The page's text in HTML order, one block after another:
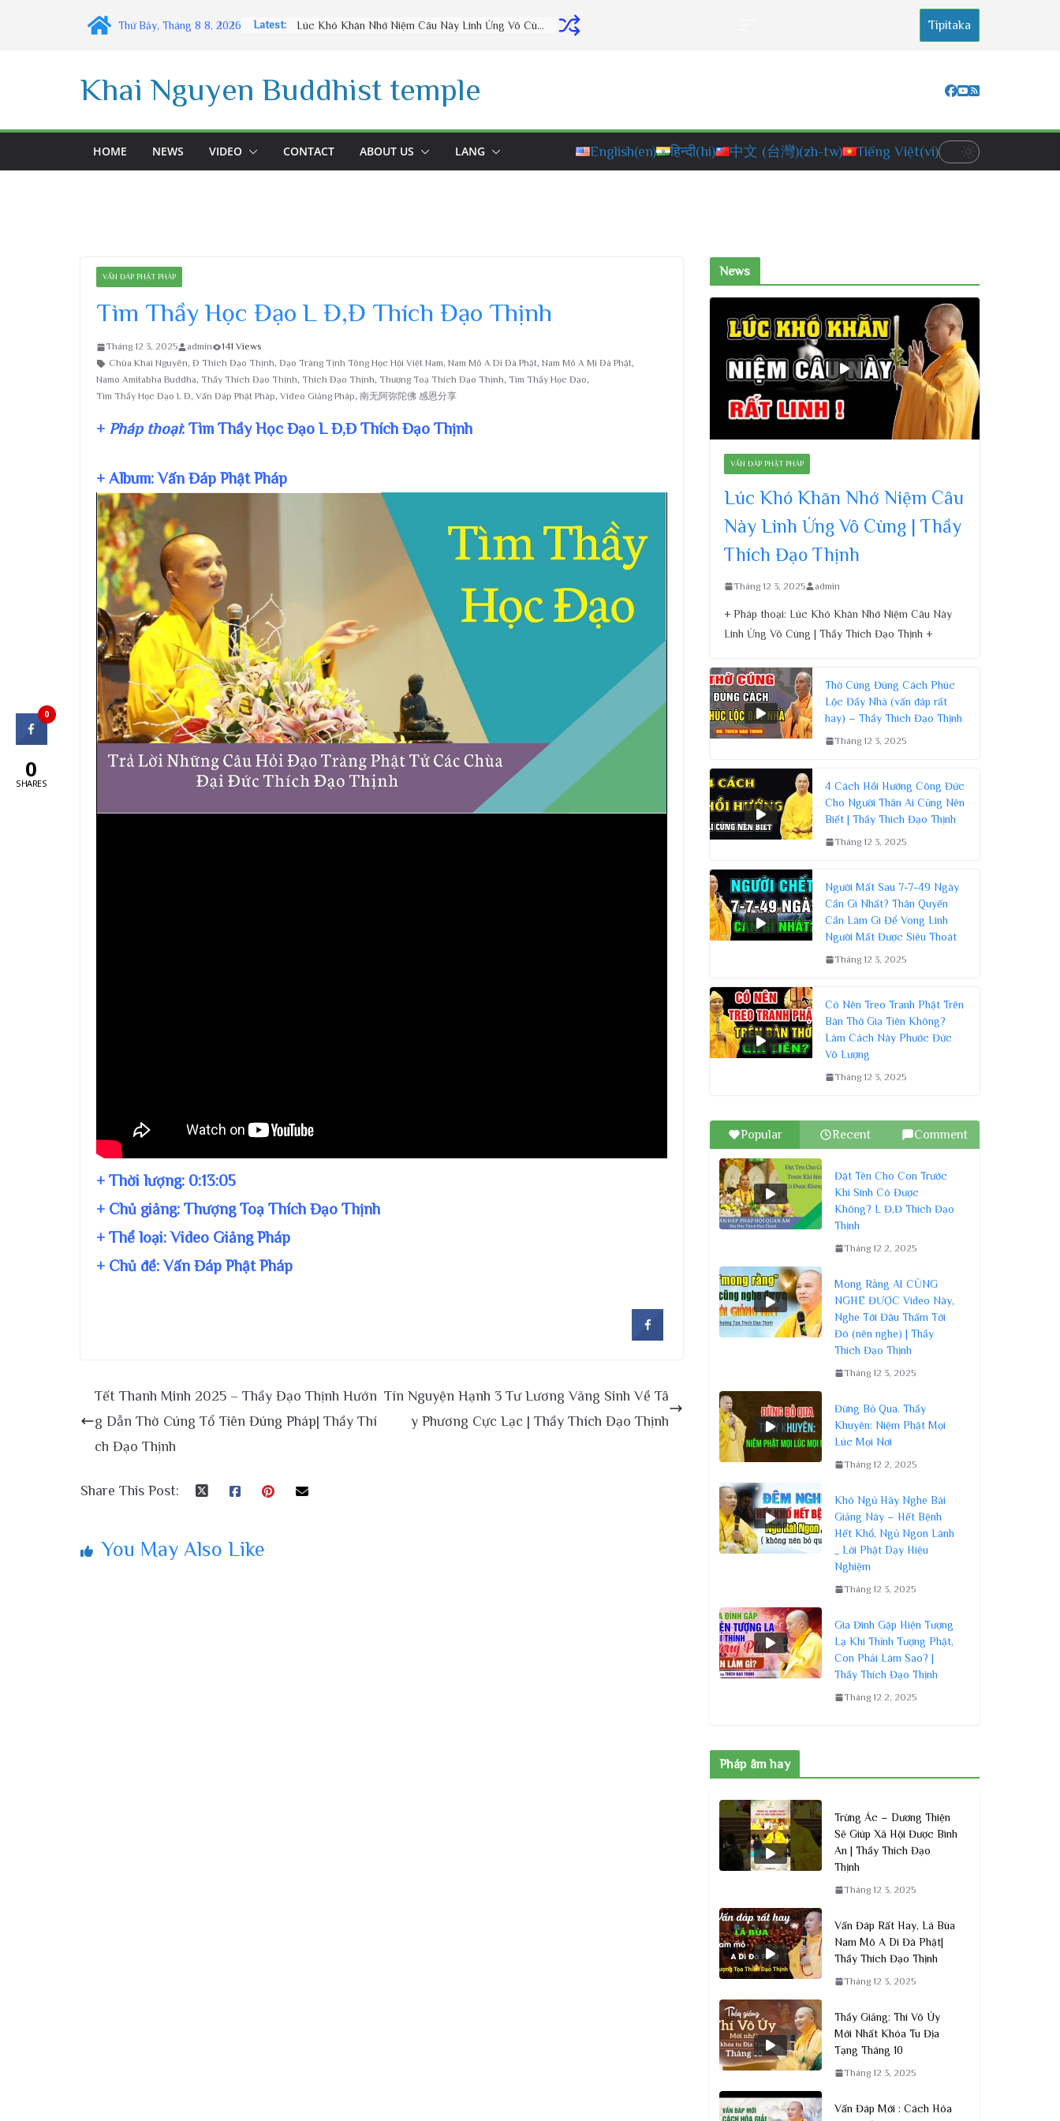
Thứ Bảy, Tháng 8 8, 2026 Latest: Thờ Cúng Đúng Cách Phúc Lộc Đầy Nhà (vấn đáp rất hay) – Thầy Thích Đạo Thịnh Tipitaka
Khai Nguyen Buddhist temple
HOME NEWS VIDEO CONTACT ABOUT US LANG English(en) हिन्दी(hi) 中文 (台灣)(zh-tw) Tiếng Việt(vi)
VẤN ĐÁP PHẬT PHÁP
Tìm Thầy Học Đạo L Đ,Đ Thích Đạo Thịnh
Tháng 12 3, 2025 admin
141 Views
Chùa Khai Nguyên, Đ Thích Đạo Thịnh, Đạo Tràng Tịnh Tông Học Hội Việt Nam, Nam Mô A Di Đà Phật, Nam Mô A Mi Đà Phật,
Namo Amitabha Buddha, Thầy Thích Đạo Thịnh, Thích Đạo Thịnh, Thượng Toạ Thích Đạo Thịnh, Tìm Thầy Học Đạo,
Tìm Thầy Học Đạo L Đ, Vấn Đáp Phật Pháp, Video Giảng Pháp, 南无阿弥陀佛 感恩分享
+ Pháp thoại: Tìm Thầy Học Đạo L Đ,Đ Thích Đạo Thịnh
+ Album: Vấn Đáp Phật Pháp
+ Thời lượng: 0:13:05
+ Chủ giảng: Thượng Toạ Thích Đạo Thịnh
+ Thể loại: Video Giảng Pháp
+ Chủ đề:Vấn Đáp Phật Pháp
Tết Thanh Minh 2025 – Thầy Đạo Thịnh Hướn
g Dẫn Thờ Cúng Tổ Tiên Đúng Pháp| Thầy Thí
ch Đạo Thịnh
Tín Nguyện Hạnh 3 Tư Lương Vãng Sinh Về Tâ
y Phương Cực Lạc | Thầy Thích Đạo Thịnh
Share This Post:
You May Also Like
News
VẤN ĐÁP PHẬT PHÁP
Lúc Khó Khăn Nhớ Niệm Câu
Này Linh Ứng Vô Cùng | Thầy
Thích Đạo Thịnh
Tháng 12 3, 2025 admin
+ Pháp thoại: Lúc Khó Khăn Nhớ Niệm Câu Này
Linh Ứng Vô Cùng | Thầy Thích Đạo Thịnh +
Thờ Cúng Đúng Cách Phúc
Lộc Đầy Nhà (vấn đáp rất
hay) – Thầy Thích Đạo Thịnh
Tháng 12 3, 2025
4 Cách Hồi Hướng Công Đức
Cho Người Thân Ai Cũng Nên
Biết | Thầy Thích Đạo Thịnh
Tháng 12 3, 2025
Người Mất Sau 7-7-49 Ngày
Cần Gì Nhất? Thân Quyến
Cần Làm Gì Để Vong Linh
Người Mất Được Siêu Thoát
Tháng 12 3, 2025
Có Nên Treo Tranh Phật Trên
Bàn Thờ Gia Tiên Không?
Làm Cách Này Phước Đức
Vô Lượng
Tháng 12 3, 2025
Popular Recent Comment
Đặt Tên Cho Con Trước
Khi Sinh Có Được
Không? L Đ,Đ Thích Đạo
Thịnh
Tháng 12 2, 2025
Mong Rằng AI CŨNG
NGHE ĐƯỢC Video Này,
Nghe Tới Đâu Thấm Tới
Đó (nên nghe) | Thầy
Thích Đạo Thịnh
Tháng 12 3, 2025
Đừng Bỏ Qua. Thầy
Khuyên: Niệm Phật Mọi
Lúc Mọi Nơi
Tháng 12 2, 2025
Khó Ngủ Hãy Nghe Bài
Giảng Này – Hết Bệnh
Hết Khổ, Ngủ Ngon Lành
_ Lời Phật Dạy Hiệu
Nghiệm
Tháng 12 3, 2025
Gia Đình Gặp Hiện Tượng
Lạ Khi Thỉnh Tượng Phật,
Con Phải Làm Sao? |
Thầy Thích Đạo Thịnh
Tháng 12 2, 2025
Pháp âm hay
Trừng Ác – Dương Thiện
Sẽ Giúp Xã Hội Được Bình
An | Thầy Thích Đạo
Thịnh
Tháng 12 3, 2025
Vấn Đáp Rất Hay, Lá Bùa
Nam Mô A Di Đà Phật|
Thầy Thích Đạo Thịnh
Tháng 12 3, 2025
Thầy Giảng: Thí Vô Úy
Mới Nhất Khóa Tu Địa
Tạng Tháng 10
Tháng 12 3, 2025
Vấn Đáp Mới : Cách Hóa
0
0
SHARES